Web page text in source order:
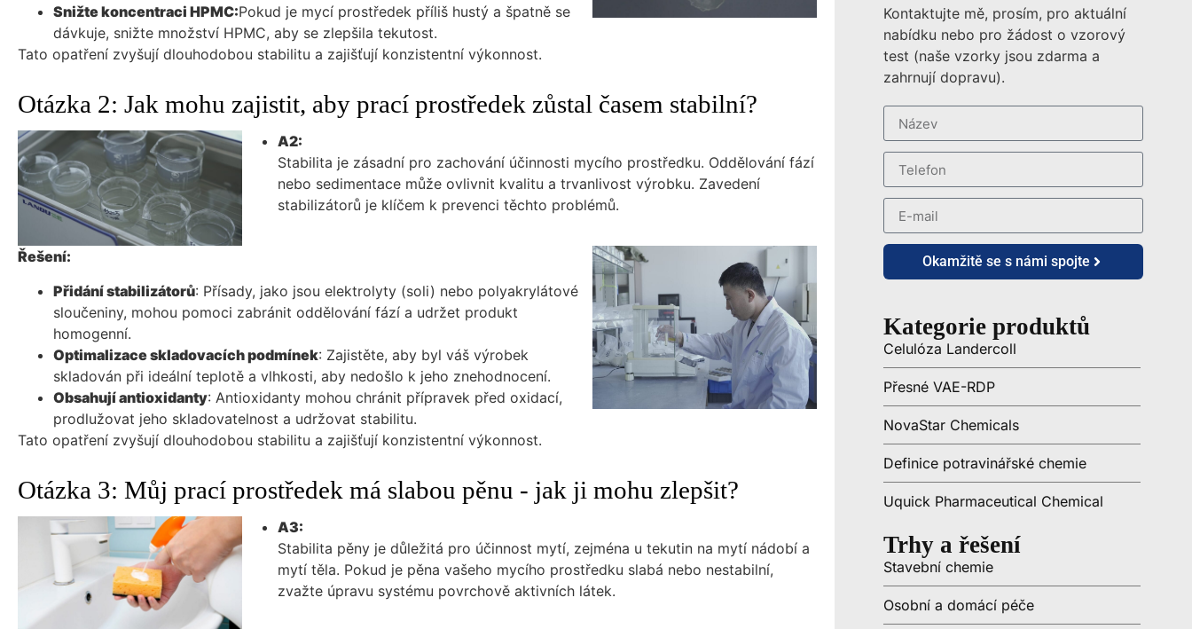
Snižte koncentraci HPMC:Pokud je mycí prostředek příliš hustý a špatně se
dávkuje, snižte množství HPMC, aby se zlepšila tekutost.
Tato opatření zvyšují dlouhodobou stabilitu a zajišťují konzistentní výkonnost.
Otázka 2: Jak mohu zajistit, aby prací prostředek zůstal časem stabilní?
A2:
Stabilita je zásadní pro zachování účinnosti mycího prostředku. Oddělování fází
nebo sedimentace může ovlivnit kvalitu a trvanlivost výrobku. Zavedení
stabilizátorů je klíčem k prevenci těchto problémů.
Řešení:
Přidání stabilizátorů: Přísady, jako jsou elektrolyty (soli) nebo polyakrylátové
sloučeniny, mohou pomoci zabránit oddělování fází a udržet produkt
homogenní.
Optimalizace skladovacích podmínek: Zajistěte, aby byl váš výrobek
skladován při ideální teplotě a vlhkosti, aby nedošlo k jeho znehodnocení.
Obsahují antioxidanty: Antioxidanty mohou chránit přípravek před oxidací,
prodlužovat jeho skladovatelnost a udržovat stabilitu.
Tato opatření zvyšují dlouhodobou stabilitu a zajišťují konzistentní výkonnost.
Otázka 3: Můj prací prostředek má slabou pěnu - jak ji mohu zlepšit?
A3:
Stabilita pěny je důležitá pro účinnost mytí, zejména u tekutin na mytí nádobí a
mytí těla. Pokud je pěna vašeho mycího prostředku slabá nebo nestabilní,
zvažte úpravu systému povrchově aktivních látek.
Kontaktujte mě, prosím, pro aktuální
nabídku nebo pro žádost o vzorový
test (naše vzorky jsou zdarma a
zahrnují dopravu).
Okamžitě se s námi spojte
Kategorie produktů
Celulóza Landercoll
Přesné VAE-RDP
NovaStar Chemicals
Definice potravinářské chemie
Uquick Pharmaceutical Chemical
Trhy a řešení
Stavební chemie
Osobní a domácí péče